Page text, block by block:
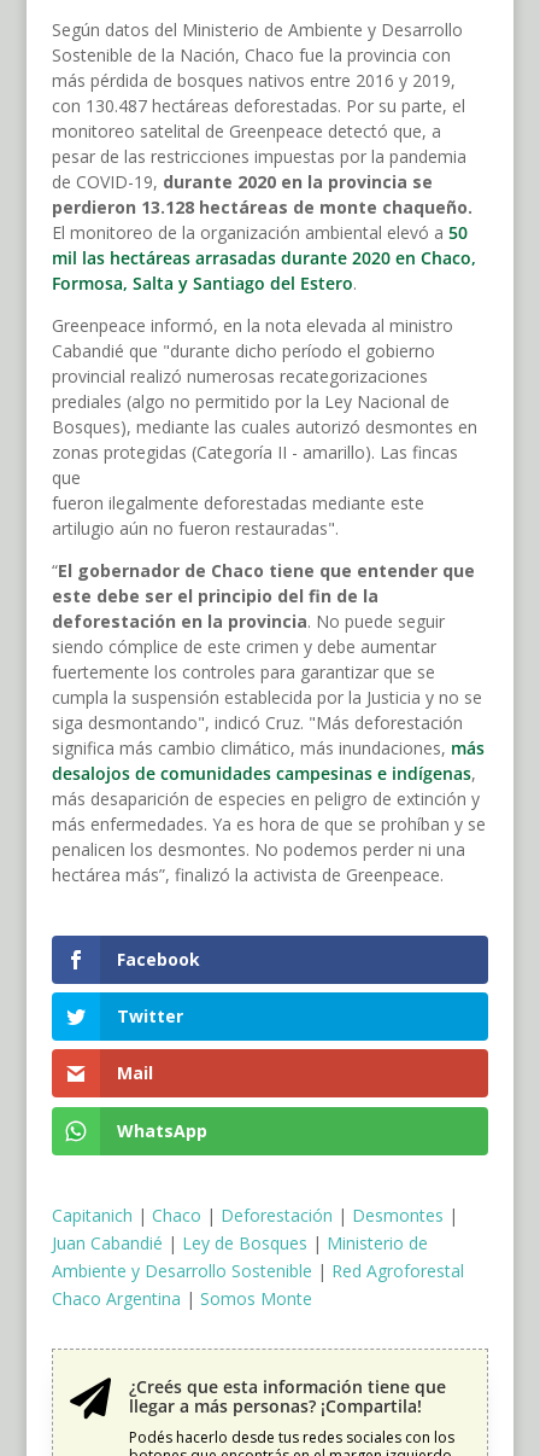
Según datos del Ministerio de Ambiente y Desarrollo
Sostenible de la Nación, Chaco fue la provincia con
más pérdida de bosques nativos entre 2016 y 2019,
con 130.487 hectáreas deforestadas. Por su parte, el
monitoreo satelital de Greenpeace detectó que, a
pesar de las restricciones impuestas por la pandemia
de COVID-19, durante 2020 en la provincia se
perdieron 13.128 hectáreas de monte chaqueño.
El monitoreo de la organización ambiental elevó a 50
mil las hectáreas arrasadas durante 2020 en Chaco,
Formosa, Salta y Santiago del Estero.
Greenpeace informó, en la nota elevada al ministro
Cabandié que "durante dicho período el gobierno
provincial realizó numerosas recategorizaciones
prediales (algo no permitido por la Ley Nacional de
Bosques), mediante las cuales autorizó desmontes en
zonas protegidas (Categoría II - amarillo). Las fincas
que
fueron ilegalmente deforestadas mediante este
artilugio aún no fueron restauradas".
“El gobernador de Chaco tiene que entender que
este debe ser el principio del fin de la
deforestación en la provincia. No puede seguir
siendo cómplice de este crimen y debe aumentar
fuertemente los controles para garantizar que se
cumpla la suspensión establecida por la Justicia y no se
siga desmontando", indicó Cruz. "Más deforestación
significa más cambio climático, más inundaciones, más
desalojos de comunidades campesinas e indígenas,
más desaparición de especies en peligro de extinción y
más enfermedades. Ya es hora de que se prohíban y se
penalicen los desmontes. No podemos perder ni una
hectárea más”, finalizó la activista de Greenpeace.
Facebook
Twitter
Mail
WhatsApp
Capitanich | Chaco | Deforestación | Desmontes |
Juan Cabandié | Ley de Bosques | Ministerio de
Ambiente y Desarrollo Sostenible | Red Agroforestal
Chaco Argentina | Somos Monte

¿Creés que esta información tiene que
llegar a más personas? ¡Compartila!
Podés hacerlo desde tus redes sociales con los